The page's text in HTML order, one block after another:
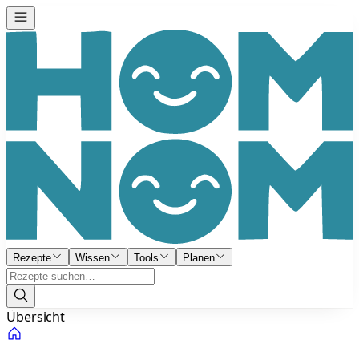
Rezepte Wissen Tools Planen
Übersicht